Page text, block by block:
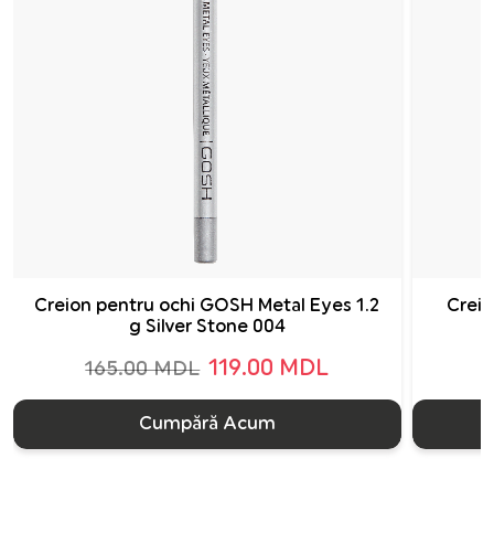
Creion pentru ochi GOSH Metal Eyes 1.2
g Silver Stone 004
165.00 MDL 119.00 MDL
Cumpără Acum